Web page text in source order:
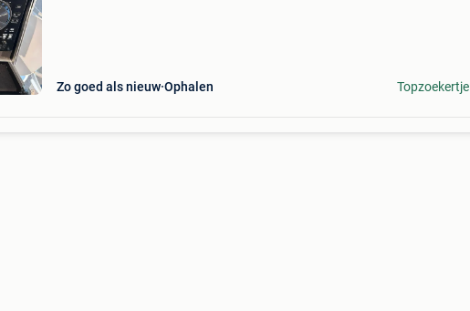
Zo goed als nieuw Ophalen Topzoekertje